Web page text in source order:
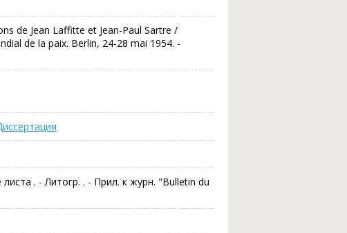
de Jean Laffitte et Jean-Paul Sartre /
de la paix. Berlin, 24-28 mai 1954. -
. - Литогр. . - Прил. к журн. "Bulletin du